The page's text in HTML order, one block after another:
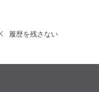
履歴を残さない